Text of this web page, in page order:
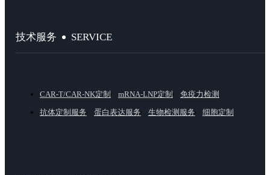
技术服务 SERVICE
CAR-T/CAR-NK定制 mRNA-LNP定制
免疫力检测
抗体定制服务
蛋白表达服务 生物检测服务 细胞定制